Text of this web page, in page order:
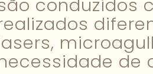
conduzidos
de